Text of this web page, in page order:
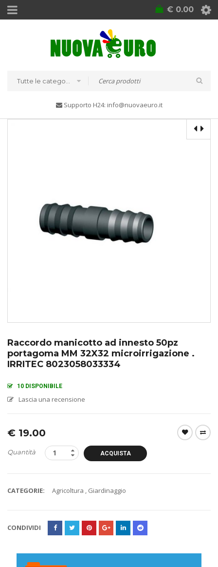
€ 0.00
Supporto H24: info@nuovaeuro.it
Raccordo manicotto ad innesto 50pz
portagoma MM 32X32 microirrigazione .
IRRITEC 8023058033334
10 DISPONIBILE
Lascia una recensione
€ 19.00
Quantità ACQUISTA
CATEGORIE: Agricoltura , Giardinaggio
CONDIVIDI